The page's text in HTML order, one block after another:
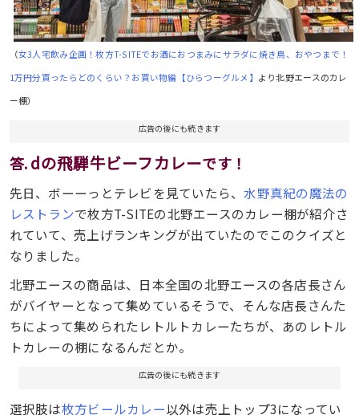
（女3人宅飲み企画！枚方T-SITEでお酒におつまみにサラダに焼き鳥、おやつまで！
1万円分買ったらどのくらい？お買い物編【ひらつーグルメ】 より北野エースのカレ
ー棚）
広告の後にも続きます
答.dの飛騨牛ビーフカレーです！
先日、ボーーっとテレビを見ていたら、水野真紀の魔法の
レストランで枚方T-SITEの北野エースのカレー棚が紹介さ
れていて、売上げランキングが出ていたのでこのクイズと
なりました。
北野エースの商品は、日本全国の北野エースの各店長さん
がバイヤーとなって集めているそうで、そんな店長さんた
ちによって集められたレトルトカレーたちが、あのレトル
トカレーの棚になるんだとか。
広告の後にも続きます
選択肢は枚方ビールカレー以外は売上トップ3になってい